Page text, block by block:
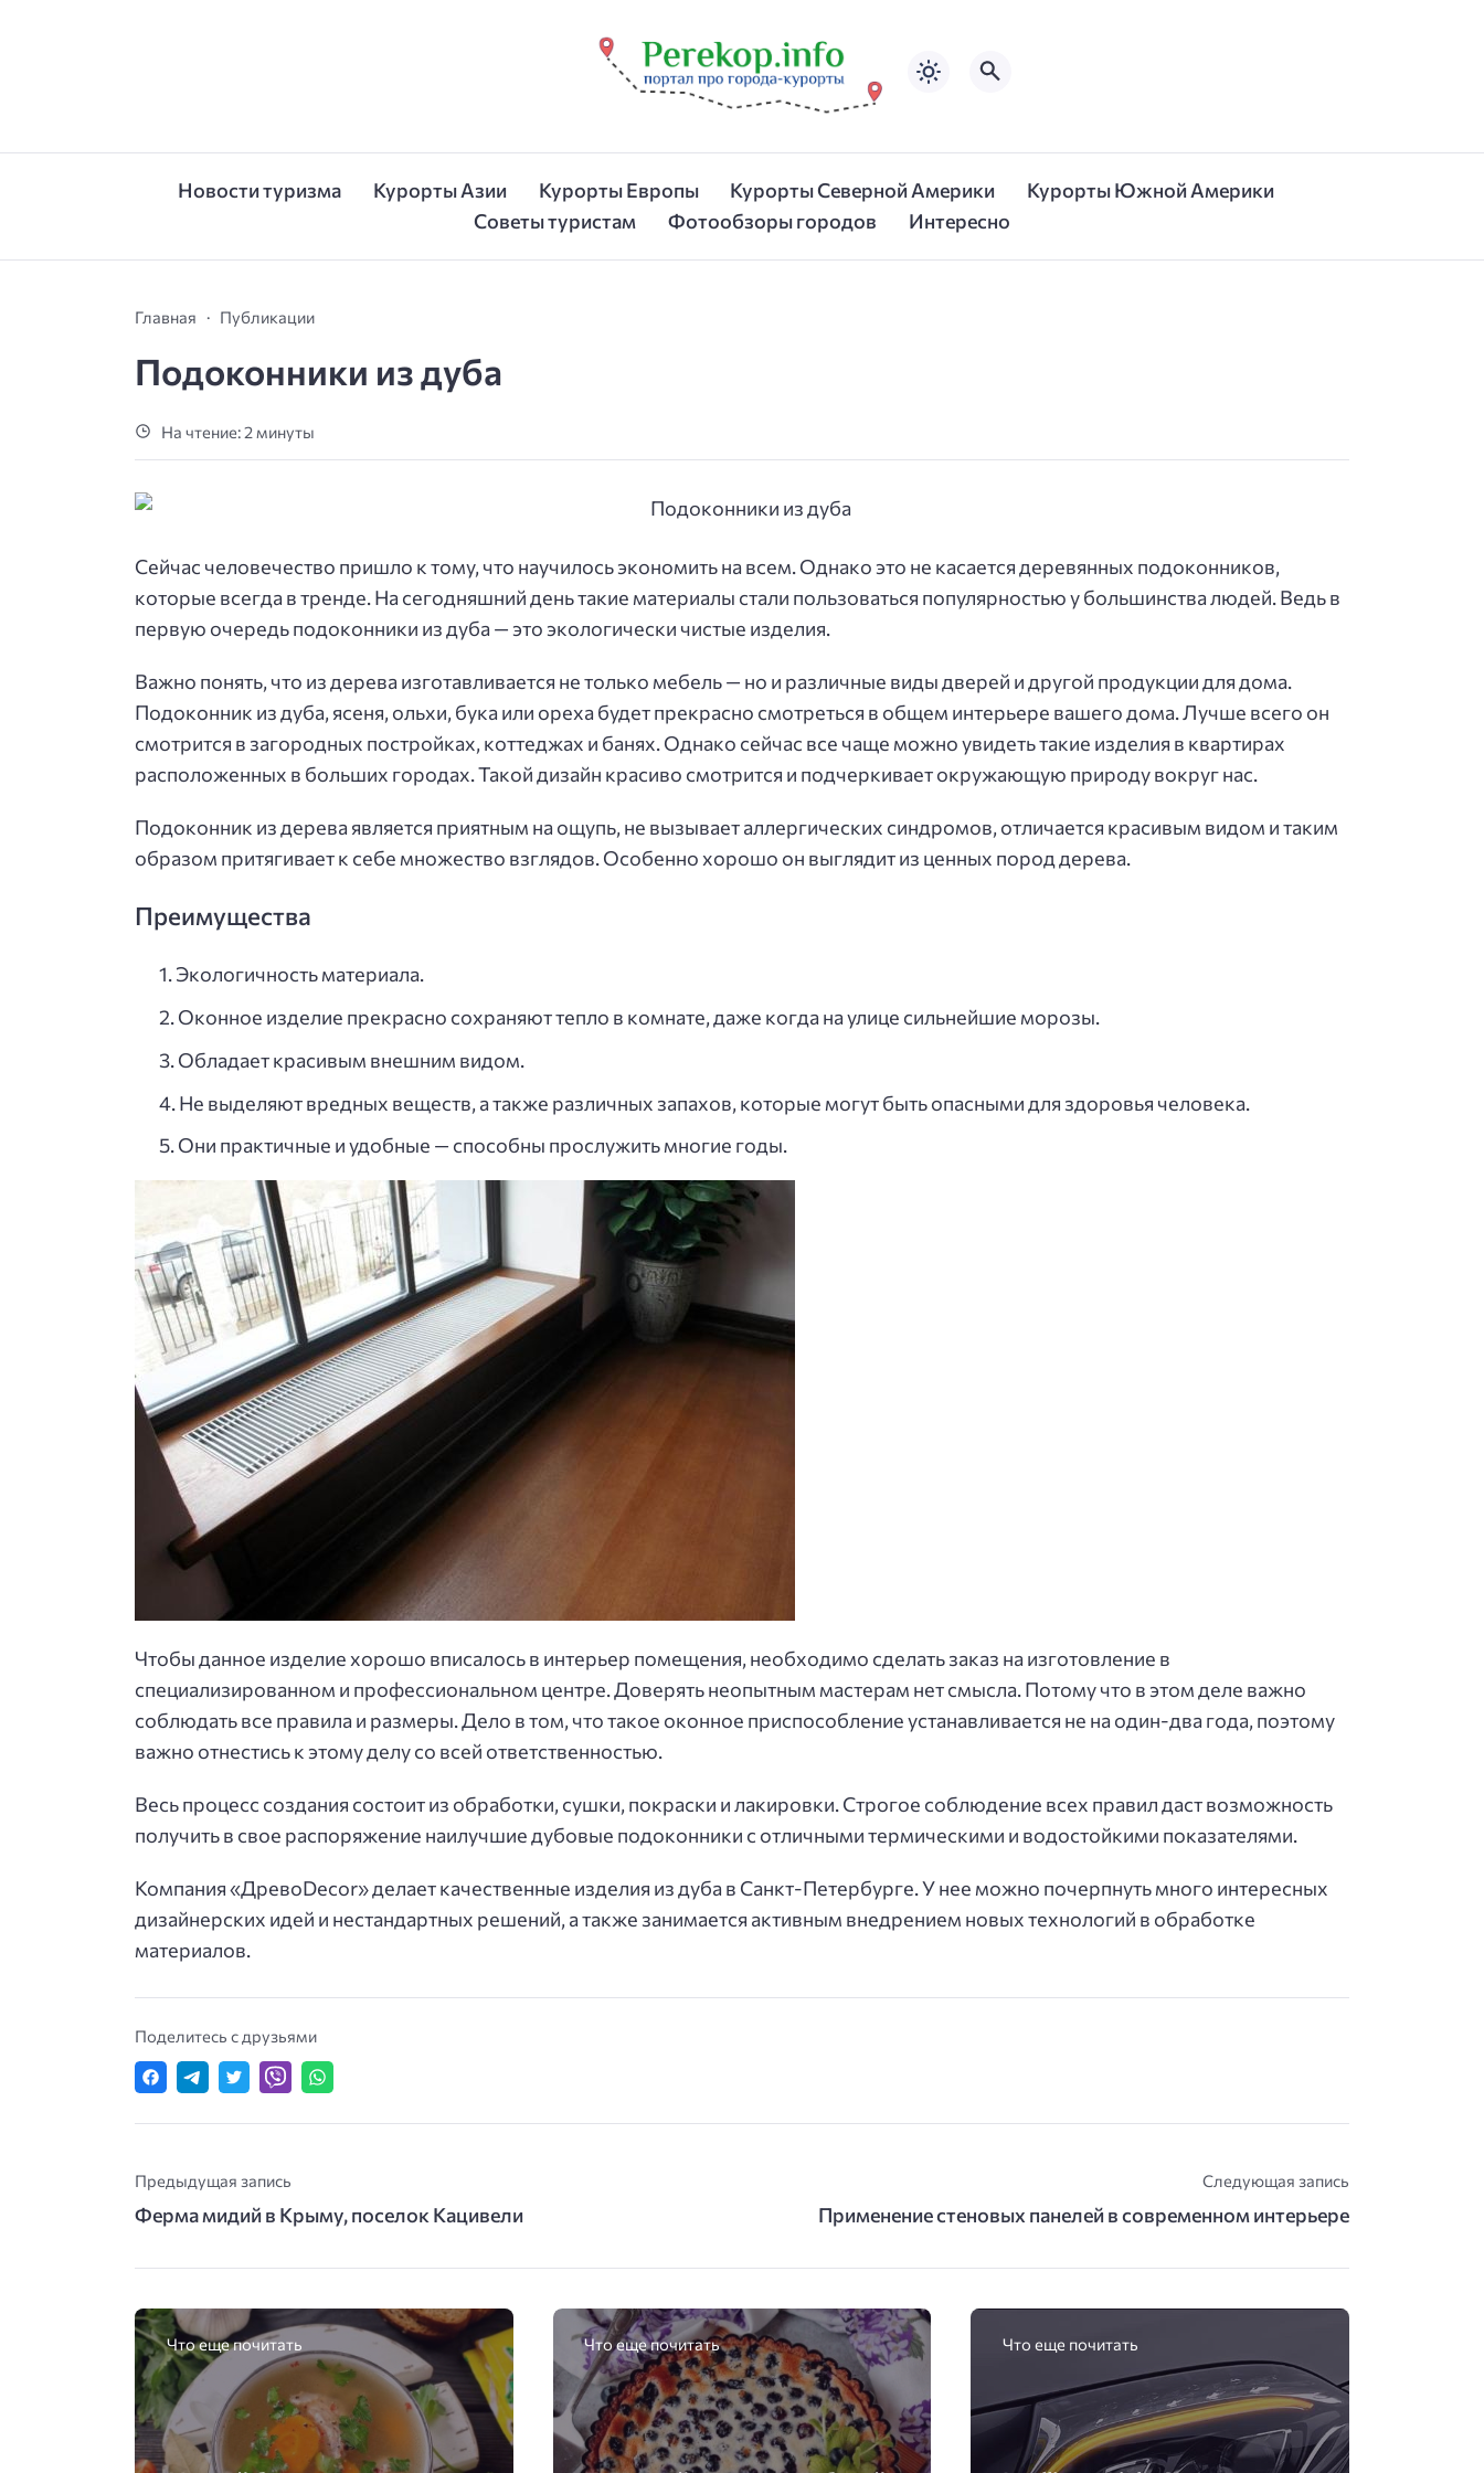
Новости туризма Курорты Азии Курорты Европы Курорты Северной Америки
Курорты Южной Америки
Советы туристам
Фотообзоры городов Интересно
Главная Публикации
Подоконники из дуба
На чтение: 2 минуты
Сейчас человечество пришло к тому, что научилось экономить на всем. Однако это не касается деревянных подоконников,
которые всегда в тренде. На сегодняшний день такие материалы стали пользоваться популярностью у большинства людей. Ведь в
первую очередь подоконники из дуба — это экологически чистые изделия.
Важно понять, что из дерева изготавливается не только мебель — но и различные виды дверей и другой продукции для дома.
Подоконник из дуба, ясеня, ольхи, бука или ореха будет прекрасно смотреться в общем интерьере вашего дома. Лучше всего он
смотрится в загородных постройках, коттеджах и банях. Однако сейчас все чаще можно увидеть такие изделия в квартирах
расположенных в больших городах. Такой дизайн красиво смотрится и подчеркивает окружающую природу вокруг нас.
Подоконник из дерева является приятным на ощупь, не вызывает аллергических синдромов, отличается красивым видом и таким
образом притягивает к себе множество взглядов. Особенно хорошо он выглядит из ценных пород дерева.
Преимущества
Экологичность материала.
Оконное изделие прекрасно сохраняют тепло в комнате, даже когда на улице сильнейшие морозы.
Обладает красивым внешним видом.
Не выделяют вредных веществ, а также различных запахов, которые могут быть опасными для здоровья человека.
Они практичные и удобные — способны прослужить многие годы.
Чтобы данное изделие хорошо вписалось в интерьер помещения, необходимо сделать заказ на изготовление в
специализированном и профессиональном центре. Доверять неопытным мастерам нет смысла. Потому что в этом деле важно
соблюдать все правила и размеры. Дело в том, что такое оконное приспособление устанавливается не на один-два года, поэтому
важно отнестись к этому делу со всей ответственностью.
Весь процесс создания состоит из обработки, сушки, покраски и лакировки. Строгое соблюдение всех правил даст возможность
получить в свое распоряжение наилучшие дубовые подоконники с отличными термическими и водостойкими показателями.
Компания «ДревоDecor» делает качественные изделия из дуба в Санкт-Петербурге. У нее можно почерпнуть много интересных
дизайнерских идей и нестандартных решений, а также занимается активным внедрением новых технологий в обработке
материалов.
Поделитесь с друзьями
Предыдущая запись
Ферма мидий в Крыму, поселок Кацивели
Следующая запись
Применение стеновых панелей в современном интерьере
Что еще почитать Что еще почитать Что еще почитать